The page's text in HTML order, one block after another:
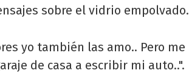
sobre el vidrio empolvado.
yo también las amo.. Pero me
de casa a escribir mi auto..".